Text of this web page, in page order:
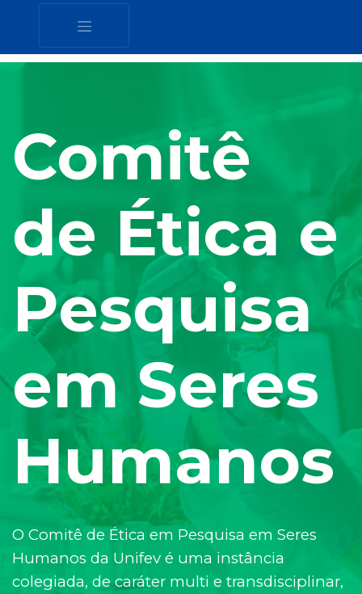
Comitê
de Ética e
Pesquisa
em Seres
Humanos
O Comitê de Ética em Pesquisa em Seres
Humanos da Unifev é uma instância
colegiada, de caráter multi e transdisciplinar,